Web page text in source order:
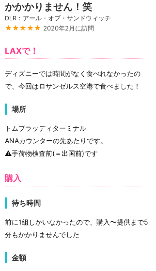
かかかりません！笑
DLR：アール・オブ・サンドウィッチ
★★★★★ 2020年2月に訪問
LAXで！
ディズニーでは時間がなく食べれなかったの
で、今回はロサンゼルス空港で食べました！
場所
トムブラッディターミナル
ANAカウンターの先あたりです。
⚠️手荷物検査前(＝出国前)です
購入
待ち時間
前に1組しかいなかったので、購入〜提供まで5
分もかかりませんでした
金額